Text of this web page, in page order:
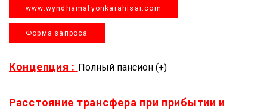
www.wyndhamafyonkarahisar.com
Форма запроса
Концепция : Полный пансион (+)
Расстояние трансфера при прибытии и